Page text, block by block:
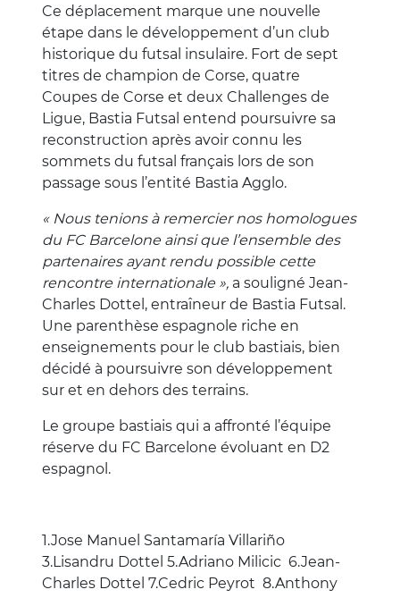
Ce déplacement marque une nouvelle
étape dans le développement d’un club
historique du futsal insulaire. Fort de sept
titres de champion de Corse, quatre
Coupes de Corse et deux Challenges de
Ligue, Bastia Futsal entend poursuivre sa
reconstruction après avoir connu les
sommets du futsal français lors de son
passage sous l’entité Bastia Agglo.
« Nous tenions à remercier nos homologues
du FC Barcelone ainsi que l’ensemble des
partenaires ayant rendu possible cette
rencontre internationale », a souligné Jean-
Charles Dottel, entraîneur de Bastia Futsal.
Une parenthèse espagnole riche en
enseignements pour le club bastiais, bien
décidé à poursuivre son développement
sur et en dehors des terrains.
Le groupe bastiais qui a affronté l’équipe
réserve du FC Barcelone évoluant en D2
espagnol.
1.Jose Manuel Santamaría Villariño
3.Lisandru Dottel 5.Adriano Milicic 6.Jean-
Charles Dottel 7.Cedric Peyrot 8.Anthony